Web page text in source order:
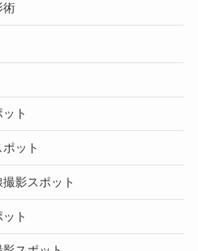
術
ト
ット
影スポット
ト